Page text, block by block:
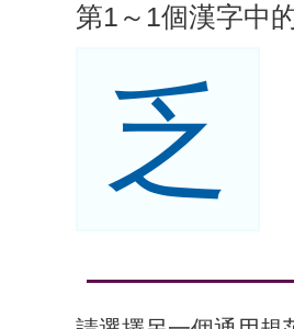
第1～1個漢字中
乏